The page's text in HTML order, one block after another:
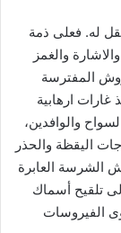
له. فعلى ذمة
والغمز
المفترسة
غارات ارهابية
والوافدين،
اليقظة والحذر
الشرسة العابرة
تلقيح أسماك
الفيروسات